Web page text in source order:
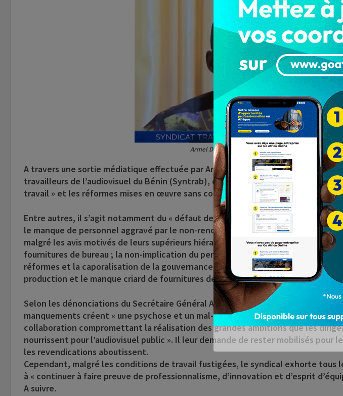
Armel Dossou Kago, SG Syntrab
A travers une sortie médiatique effectuée par Armel Dossou Kago, le Secrétaire
travailleurs de l’audiovisuel du Bénin (Syntrab), dénonce les conditions de plus
travail » et les réformes mises en œuvre sans consulter les travailleurs.
Entre autres, il s’agit notamment du « défaut de renouvellement des contrats
le manque de personnel aggravé par le non-renouvellement des contrats de
malgré les avis motivés de leurs supérieurs hiérarchiques et le manque de
fournitures de bureau ; la non-implication du personnel et de ses représentants
réformes et la caporalisation de la gouvernance de la SRTB par la tutelle ; le
production et le manque criard de fournitures de bureau et de matériels de
Selon les dénonciations du Secrétaire Général Armel Dossou Kago rapportés par
manquements créent « une psychose et un mal-être dans le rang qui ne facilite
collaboration compromettant la réalisation des grandes ambitions que les
nourrissent pour l’audiovisuel public ». Il leur demande de rester mobilisés pour
les revendications aboutissent.
Cependant, malgré les conditions de travail fustigées, le syndical exhorte tous
à « continuer à faire preuve de professionnalisme, d’innovation et d’esprit
A suivre.